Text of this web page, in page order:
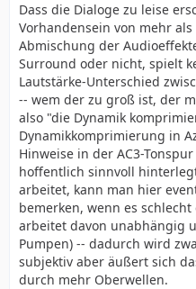
Dass die Dialoge zu leise
Vorhandensein von mehr
Abmischung der
Surround oder nicht, spielt
Lautstärke-Unterschied
-- wem der zu groß ist, der
also "die Dynamik
Dynamikkomprimierung in
Hinweise in der AC3-
hoffentlich sinnvoll
arbeitet, kann man hier
bemerken, wenn es
arbeitet davon unabhängig
Pumpen) -- dadurch wird
subjektiv aber äußert sich
durch mehr Oberwellen.